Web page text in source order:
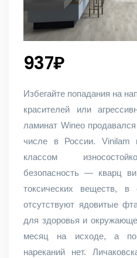
937₽
Избегайте попадания на
красителей или
ламинат Wineo
числе в России. Vinilam
классом
безопасность — кварц
токсических веществ, в
отсутствуют ядовитые
для здоровья и
месяц на исходе, а
нареканий нет.